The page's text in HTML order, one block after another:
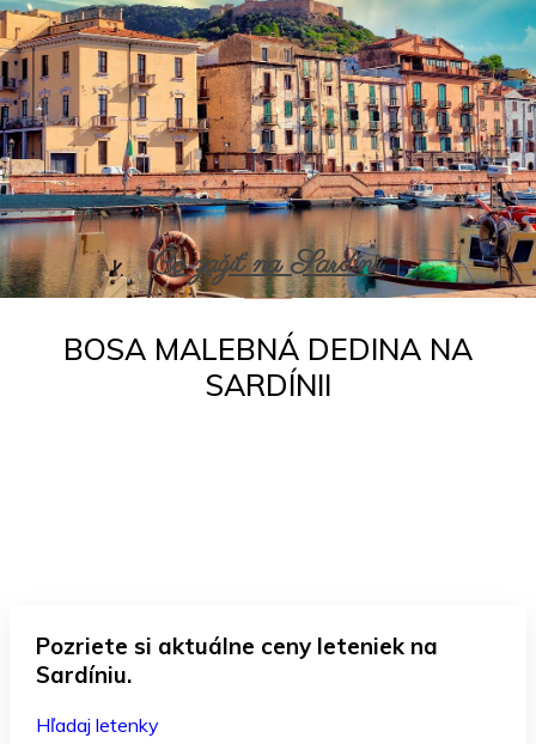
Čo zažiť na Sardínii
BOSA MALEBNÁ DEDINA NA
SARDÍNII
Pozriete si aktuálne ceny leteniek na
Sardíniu.
Hľadaj letenky